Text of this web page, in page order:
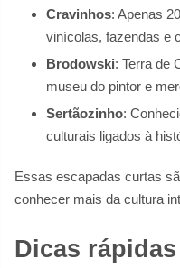
Cravinhos: Apenas
vinícolas, fazendas e
Brodowski: Terra de
museu do pintor e
Sertãozinho:
culturais ligados à
Essas escapadas curtas
conhecer mais da cultura
Dicas